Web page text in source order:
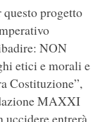
progetto
NON
etici e morali e
Costituzione”,
MAXXI
uccidere entrerà